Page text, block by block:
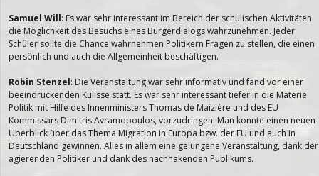
Samuel Will: Es war sehr interessant im Bereich der schulischen Aktivitäten
die Möglichkeit des Besuchs eines Bürgerdialogs wahrzunehmen. Jeder
Schüler sollte die Chance wahrnehmen Politikern Fragen zu stellen, die einen
persönlich und auch die Allgemeinheit beschäftigen.
Robin Stenzel: Die Veranstaltung war sehr informativ und fand vor einer
beeindruckenden Kulisse statt. Es war sehr interessant tiefer in die Materie
Politik mit Hilfe des Innenministers Thomas de Maizière und des EU
Kommissars Dimitris Avramopoulos, vorzudringen. Man konnte einen neuen
Überblick über das Thema Migration in Europa bzw. der EU und auch in
Deutschland gewinnen. Alles in allem eine gelungene Veranstaltung, dank der
agierenden Politiker und dank des nachhakenden Publikums.